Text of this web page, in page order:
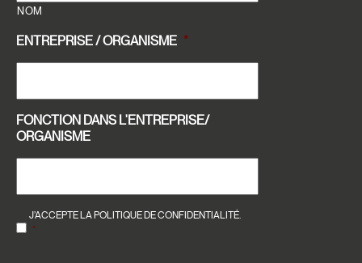
NOM
ENTREPRISE / ORGANISME *
FONCTION DANS L'ENTREPRISE/
ORGANISME
RGPD *
J’ACCEPTE LA POLITIQUE DE CONFIDENTIALITÉ.
*